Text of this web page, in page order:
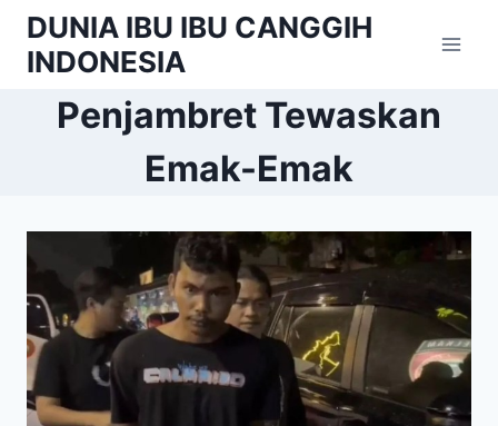
Skip
content
DUNIA IBU IBU CANGGIH
INDONESIA
Penjambret Tewaskan
Emak-Emak